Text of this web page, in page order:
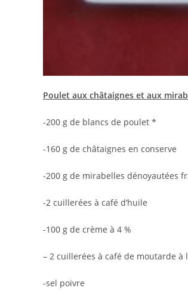
Poulet aux châtaignes et aux
-200 g de blancs de poulet *
-160 g de châtaignes en conserve
-200 g de mirabelles dénoyautées
-2 cuillerées à café d’huile
-100 g de crème à 4 %
– 2 cuillerées à café de moutarde
-sel poivre